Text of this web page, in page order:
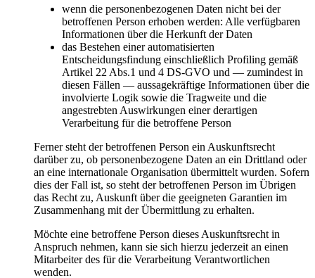
wenn die personenbezogenen Daten nicht bei der
betroffenen Person erhoben werden: Alle verfügbaren
Informationen über die Herkunft der Daten
das Bestehen einer automatisierten
Entscheidungsfindung einschließlich Profiling gemäß
Artikel 22 Abs.1 und 4 DS-GVO und — zumindest in
diesen Fällen — aussagekräftige Informationen über die
involvierte Logik sowie die Tragweite und die
angestrebten Auswirkungen einer derartigen
Verarbeitung für die betroffene Person
Ferner steht der betroffenen Person ein Auskunftsrecht
darüber zu, ob personenbezogene Daten an ein Drittland oder
an eine internationale Organisation übermittelt wurden. Sofern
dies der Fall ist, so steht der betroffenen Person im Übrigen
das Recht zu, Auskunft über die geeigneten Garantien im
Zusammenhang mit der Übermittlung zu erhalten.
Möchte eine betroffene Person dieses Auskunftsrecht in
Anspruch nehmen, kann sie sich hierzu jederzeit an einen
Mitarbeiter des für die Verarbeitung Verantwortlichen
wenden.